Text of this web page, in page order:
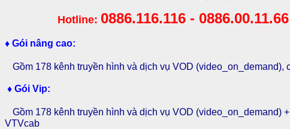
Hotline: 0886.116.116 -
♦ Gói nâng cao:
Gồm 178 kênh truyền hình và dịch vụ VOD (video_on_demand),
♦ Gói Vip:
Gồm 178 kênh truyền hình và dịch vụ VOD (video_on_demand)
VTVcab